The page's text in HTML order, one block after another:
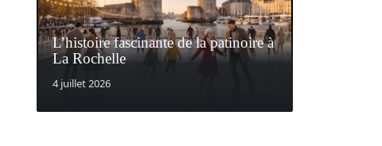
L’histoire fascinante de la patinoire à
La Rochelle
4 juillet 2026